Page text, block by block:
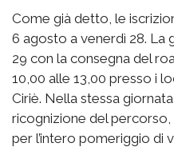
Come già detto, le
6 agosto a venerdì 28. La
29 con la consegna del
10,00 alle 13,00 presso i
Ciriè. Nella stessa
ricognizione del
per l’intero pomeriggio di